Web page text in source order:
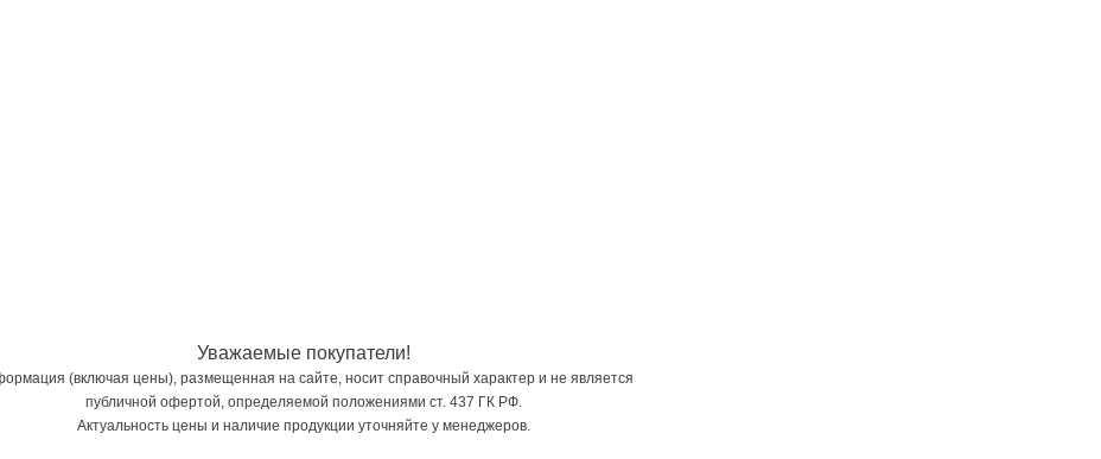
Уважаемые покупатели!
(включая цены), размещенная на сайте, носит справочный характер и не является
публичной офертой, определяемой положениями ст. 437 ГК РФ.
Актуальность цены и наличие продукции уточняйте у менеджеров.